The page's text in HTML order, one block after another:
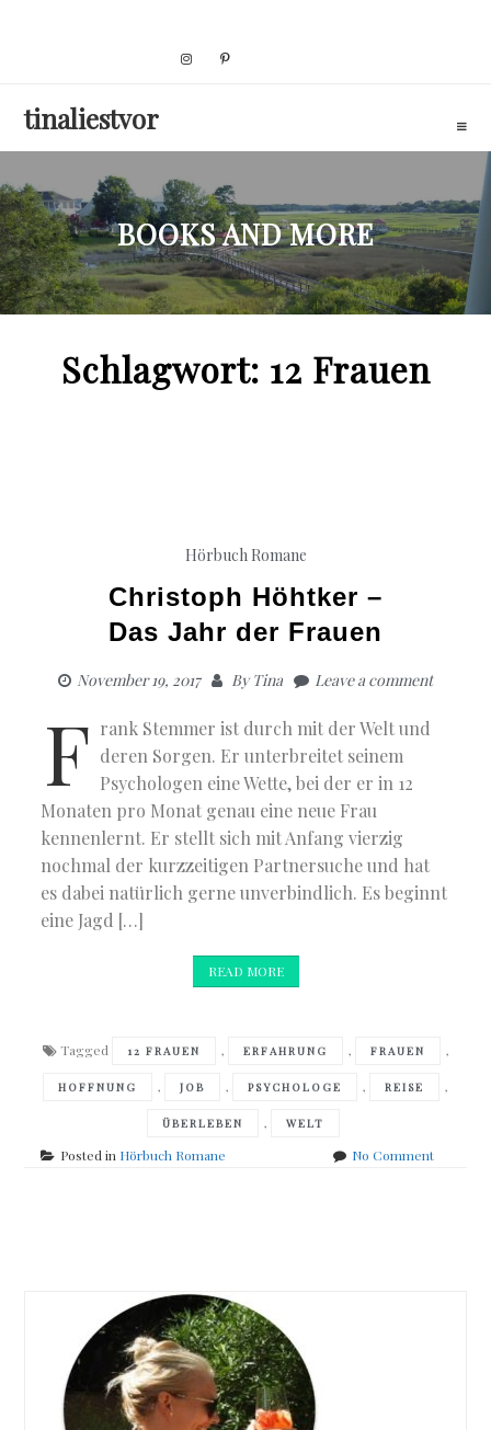
tinaliestvor
BOOKS AND MORE
Schlagwort: 12 Frauen
Hörbuch Romane
Christoph Höhtker –
Das Jahr der Frauen
November 19, 2017 ByTina Leave a comment
F rank Stemmer ist durch mit der Welt und
deren Sorgen. Er unterbreitet seinem
Psychologen eine Wette, bei der er in 12
Monaten pro Monat genau eine neue Frau
kennenlernt. Er stellt sich mit Anfang vierzig
nochmal der kurzzeitigen Partnersuche und hat
es dabei natürlich gerne unverbindlich. Es beginnt
eine Jagd […]
READ MORE
Tagged 12 FRAUEN , ERFAHRUNG , FRAUEN ,
HOFFNUNG , JOB , PSYCHOLOGE , REISE ,
ÜBERLEBEN , WELT
Posted in Hörbuch Romane No Commenton
navigation